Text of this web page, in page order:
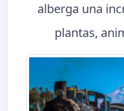
alberga una
plantas,